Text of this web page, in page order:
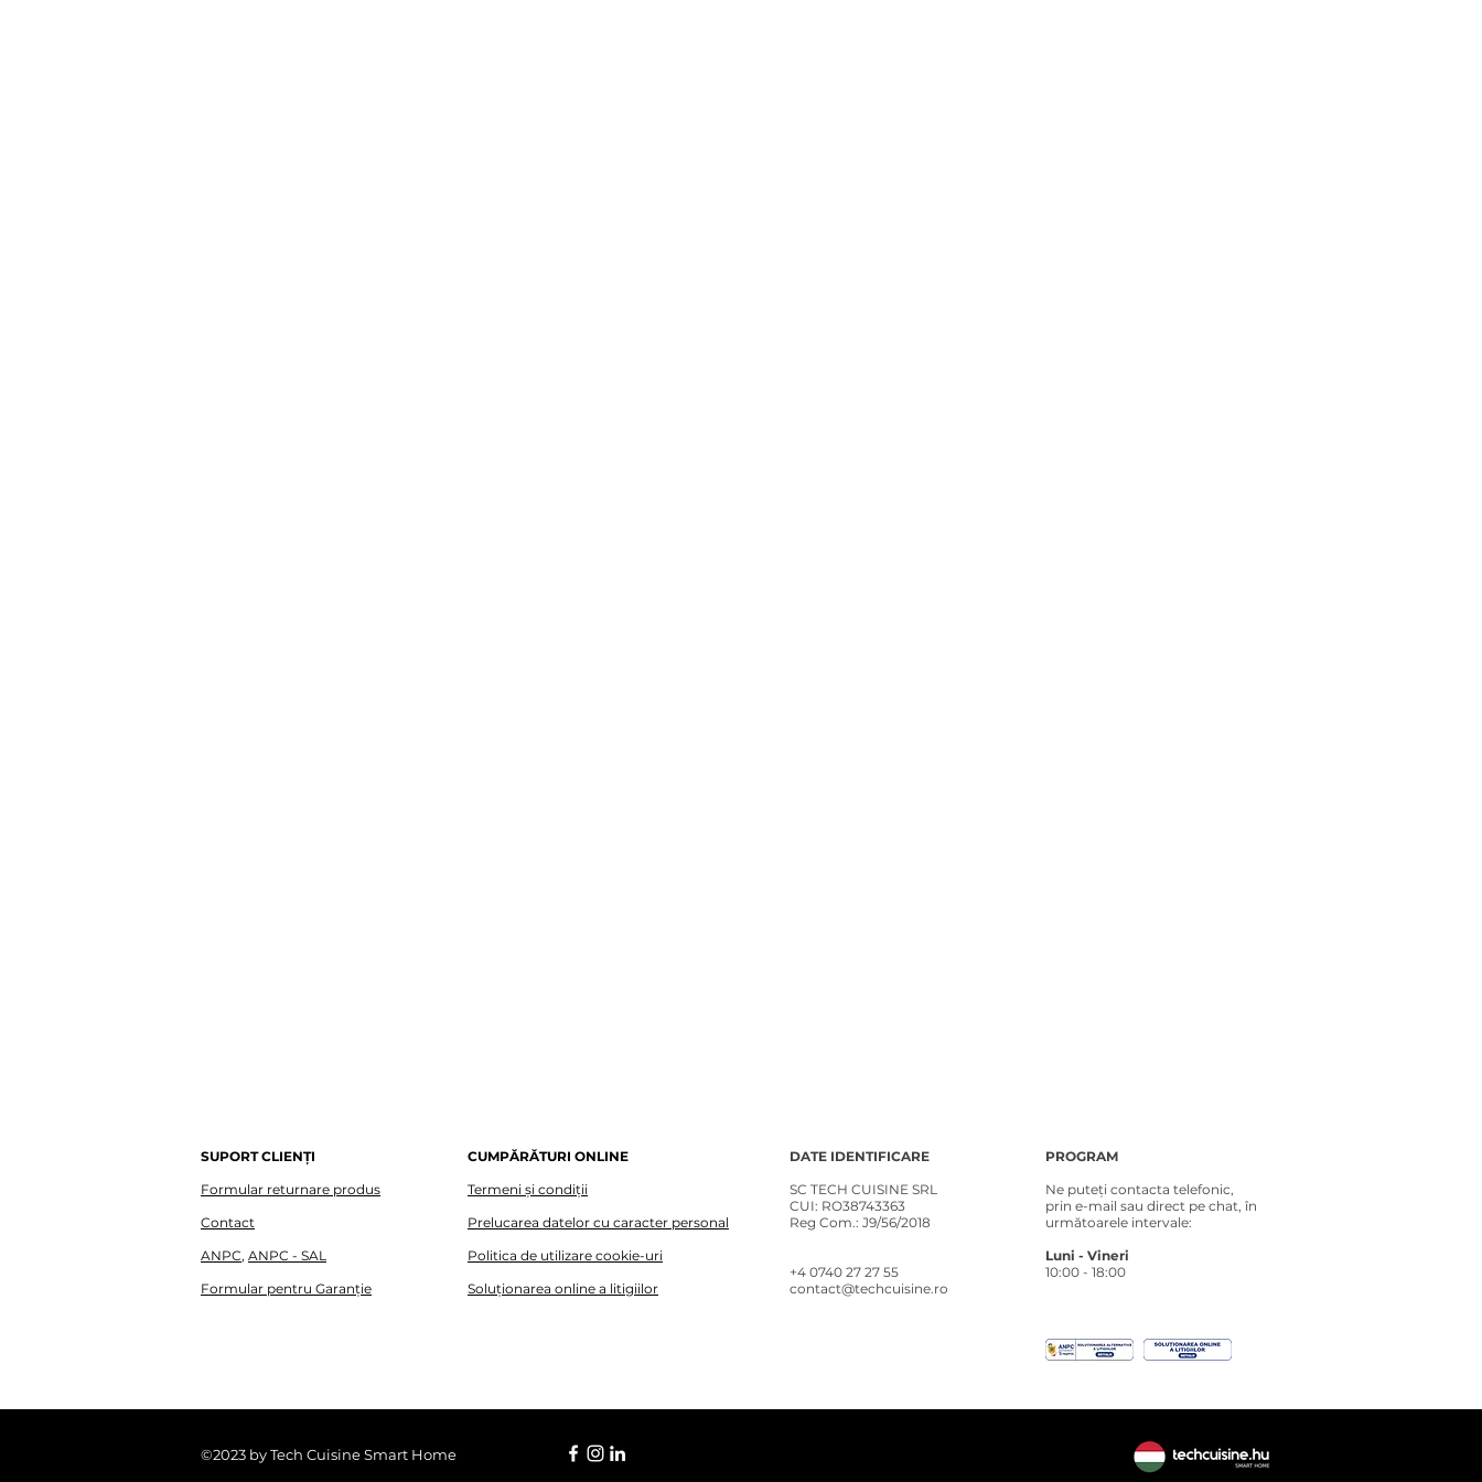
SUPORT CLIENȚI
Formular returnare produs
Contact
ANPC, ANPC - SAL
Formular pentru Garanție
CUMPĂRĂTURI ONLINE
Termeni și condiții
Prelucarea datelor cu caracter personal
Politica de utilizare cookie-uri
Soluționarea online a litigiilor
DATE IDENTIFICARE
SC TECH CUISINE SRL
CUI: RO38743363
Reg Com.: J9/56/2018
+4 0740 27 27 55​
contact@techcuisine.ro
PROGRAM
Ne puteți contacta telefonic,
prin e-mail sau direct pe chat, în
următoarele intervale:
Luni - Vineri
10:00 - 18:00
©2023 by Tech Cuisine Smart Home